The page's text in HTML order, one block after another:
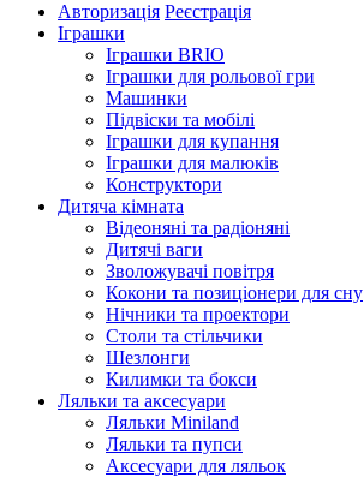
Авторизація Реєстрація
Іграшки
Іграшки BRIO
Іграшки для рольової гри
Машинки
Підвіски та мобілі
Іграшки для купання
Іграшки для малюків
Конструктори
Дитяча кімната
Відеоняні та радіоняні
Дитячі ваги
Зволожувачі повітря
Кокони та позиціонери для сну
Нічники та проектори
Столи та стільчики
Шезлонги
Килимки та бокси
Ляльки та аксесуари
Ляльки Miniland
Ляльки та пупси
Аксесуари для ляльок